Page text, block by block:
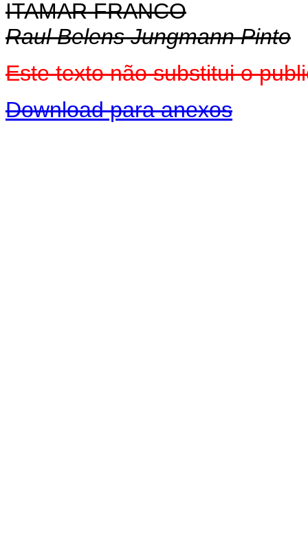
ITAMAR FRANCO
Raul Belens Jungmann Pinto
Este texto não substitui o
Download para anexos